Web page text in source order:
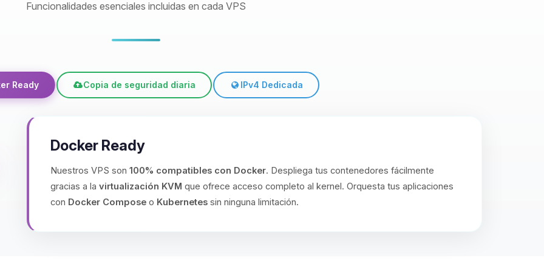
Funcionalidades esenciales incluidas en cada VPS
Ready Copia de seguridad diaria IPv4 Dedicada
Docker Ready
Nuestros VPS son 100% compatibles con Docker. Despliega tus contenedores fácilmente
gracias a la virtualización KVM que ofrece acceso completo al kernel. Orquesta tus aplicaciones
con Docker Compose o Kubernetes sin ninguna limitación.